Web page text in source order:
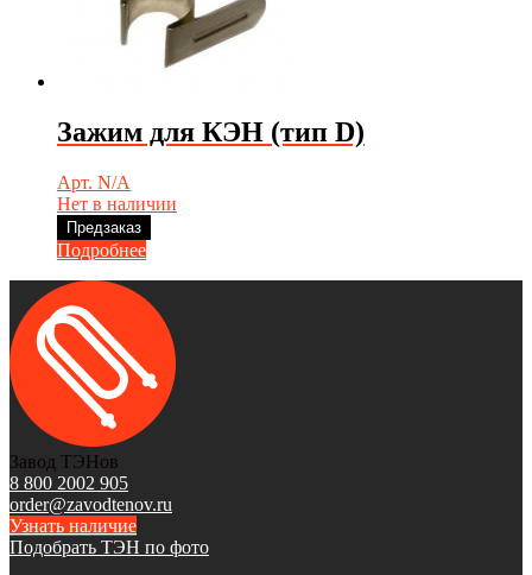
Зажим для КЭН (тип D)
Арт. N/A
Нет в наличии
Предзаказ
Подробнее
Завод ТЭНов
8 800 2002 905
order@zavodtenov.ru
Узнать наличие
Подобрать ТЭН по фото